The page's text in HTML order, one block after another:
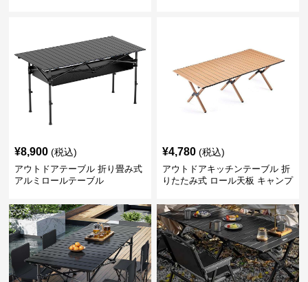
¥8,900 (税込)
アウトドアテーブル 折り畳み式
アルミロールテーブル
¥4,780 (税込)
アウトドアキッチンテーブル 折
りたたみ式 ロール天板 キャンプ